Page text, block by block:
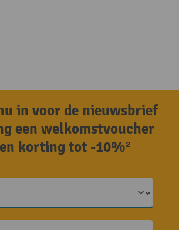
in voor de nieuwsbrief
een welkomstvoucher
korting tot -10%²